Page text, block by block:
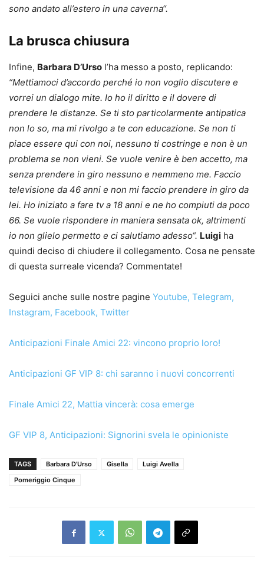
sono andato all’estero in una caverna“.
La brusca chiusura
Infine, Barbara D’Urso l’ha messo a posto, replicando:
“Mettiamoci d’accordo perché io non voglio discutere e
vorrei un dialogo mite. Io ho il diritto e il dovere di
prendere le distanze. Se ti sto particolarmente antipatica
non lo so, ma mi rivolgo a te con educazione. Se non ti
piace essere qui con noi, nessuno ti costringe e non è un
problema se non vieni. Se vuole venire è ben accetto, ma
senza prendere in giro nessuno e nemmeno me. Faccio
televisione da 46 anni e non mi faccio prendere in giro da
lei. Ho iniziato a fare tv a 18 anni e ne ho compiuti da poco
66. Se vuole rispondere in maniera sensata ok, altrimenti
io non glielo permetto e ci salutiamo adesso“. Luigi ha
quindi deciso di chiudere il collegamento. Cosa ne pensate
di questa surreale vicenda? Commentate!
Seguici anche sulle nostre pagine Youtube, Telegram,
Instagram, Facebook, Twitter
Anticipazioni Finale Amici 22: vincono proprio loro!
Anticipazioni GF VIP 8: chi saranno i nuovi concorrenti
Finale Amici 22, Mattia vincerà: cosa emerge
GF VIP 8, Anticipazioni: Signorini svela le opinioniste
TAGS Barbara D'Urso Gisella
Luigi Avella
Pomeriggio Cinque